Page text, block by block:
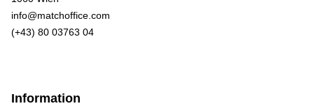
info@matchoffice.com
(+43) 80 03763 04
Information